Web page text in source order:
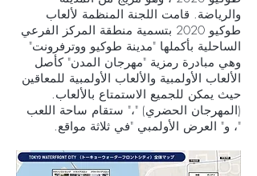
والرياضة. قامت اللجنة المنظمة لألعاب
طوكيو 2020 بتسمية منطقة المركز الفرعي
الساحلية بأكملها "مدينة طوكيو ووترفرونت"
وهي مبادرة رمزية "مهرجان المدن" كأصل
الألعاب الأولمبية والألعاب الأولمبية للمعاقين
حيث يمكن للجميع الاستمتاع بالألعاب.
(المهرجان الحضري) "،" ستقام ساحة اللعب
"، و" العرض الأولمبي "في ثلاثة مواقع.